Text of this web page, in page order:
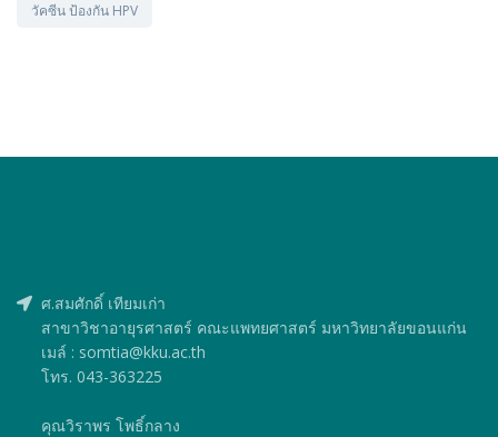
วัคซีน ป้องกัน HPV
ศ.สมศักดิ์ เทียมเก่า
สาขาวิชาอายุรศาสตร์ คณะแพทยศาสตร์ มหาวิทยาลัยขอนแก่น
เมล์ : somtia@kku.ac.th
โทร. 043-363225
คุณวิราพร โพธิ์กลาง